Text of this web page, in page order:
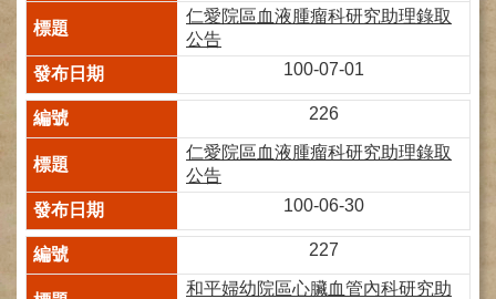
交
流
練
中
健
康
檢
查
仁愛院區血液腫瘤科研究助理錄取
公告
100-07-01
226
仁愛院區血液腫瘤科研究助理錄取
公告
100-06-30
227
和平婦幼院區心臟血管內科研究助